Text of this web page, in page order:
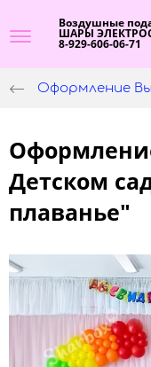
Воздушные
ШАРЫ
8-929-606-06-71
Оформление
Детском
плаванье"